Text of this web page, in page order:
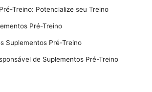
Treino: Potencialize seu Treino
Pré-Treino
Suplementos Pré-Treino
de Suplementos Pré-Treino